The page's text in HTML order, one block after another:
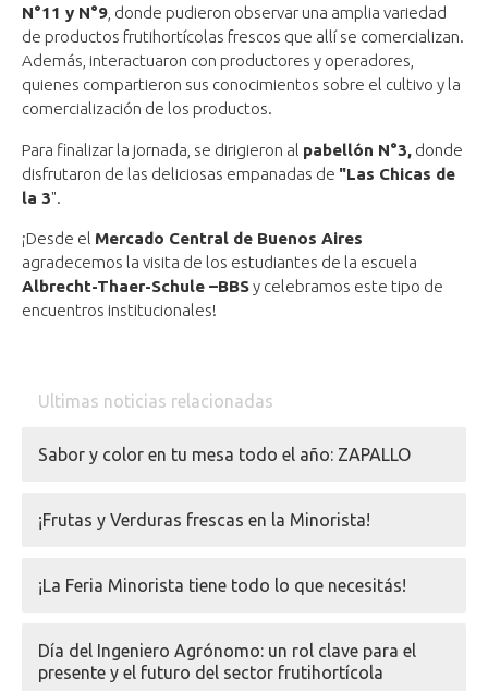
N°11 y N°9 , donde pudieron observar una amplia variedad
de productos frutihortícolas frescos que allí se comercializan.
Además, interactuaron con productores y operadores,
quienes compartieron sus conocimientos sobre el cultivo y la
comercialización de los productos.
Para finalizar la jornada, se dirigieron al pabellón N°3, donde
disfrutaron de las deliciosas empanadas de "Las Chicas de
la 3".
¡Desde el Mercado Central de Buenos Aires
agradecemos la visita de los estudiantes de la escuela
Albrecht-Thaer-Schule –BBSy celebramos este tipo de
encuentros institucionales!
Ultimas noticias relacionadas
Sabor y color en tu mesa todo el año: ZAPALLO
¡Frutas y Verduras frescas en la Minorista!
¡La Feria Minorista tiene todo lo que necesitás!
Día del Ingeniero Agrónomo: un rol clave para el
presente y el futuro del sector frutihortícola